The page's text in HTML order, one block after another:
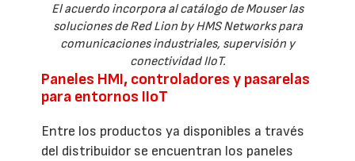
El acuerdo incorpora al catálogo de Mouser las
soluciones de Red Lion by HMS Networks para
comunicaciones industriales, supervisión y
conectividad IIoT.
Paneles HMI, controladores y pasarelas
para entornos IIoT
Entre los productos ya disponibles a través
del distribuidor se encuentran los paneles